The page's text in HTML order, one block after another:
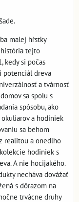
malej hŕstky
tejto
kedy si počas
potenciál dreva
a tvárnosť
sa spolu s
spôsobu, ako
a hodiniek
sa behom
realitou a onedlho
hodiniek s
A nie hocijakého.
necháva dovážať
s dôrazom na
trvácne druhy